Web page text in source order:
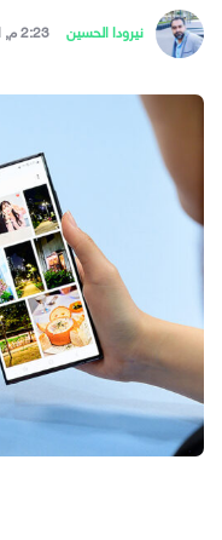
نيرودا الحسين 2:23 م, الأربعاء, 10 يناير 2024